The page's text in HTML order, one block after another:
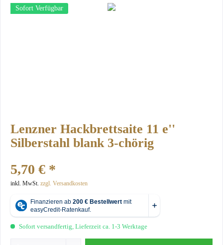
Sofort Verfügbar
Lenzner Hackbrettsaite 11 e''
Silberstahl blank 3-chörig
5,70 € *
inkl. MwSt. zzgl. Versandkosten
Sofort versandfertig, Lieferzeit ca. 1-3 Werktage